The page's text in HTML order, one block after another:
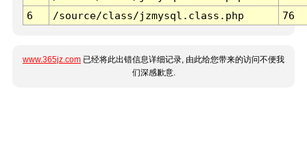
6
/source/class/jzmysql.class.php 76
www.365jz.com 已经将此出错信息详细记录, 由此给您带来的访问不便我
们深感歉意.